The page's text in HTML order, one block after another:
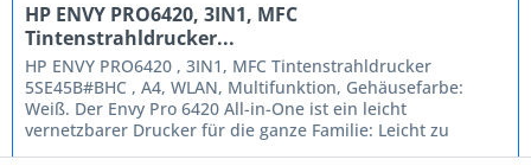
HP ENVY PRO6420, 3IN1, MFC
Tintenstrahldrucker...
HP ENVY PRO6420 , 3IN1, MFC Tintenstrahldrucker
5SE45B#BHC , A4, WLAN, Multifunktion, Gehäusefarbe:
Weiß. Der Envy Pro 6420 All-in-One ist ein leicht
vernetzbarer Drucker für die ganze Familie: Leicht zu
handhaben dank Unterstützung für...